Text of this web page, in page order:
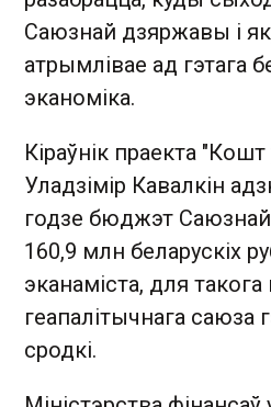
Саюзнай дзяржавы і
атрымлівае ад гэтага
эканоміка.
Кіраўнік праекта
Уладзімір Кавалкін
годзе бюджэт
160,9 млн беларускіх
эканаміста, для такога
геапалітычнага саюза
сродкі.